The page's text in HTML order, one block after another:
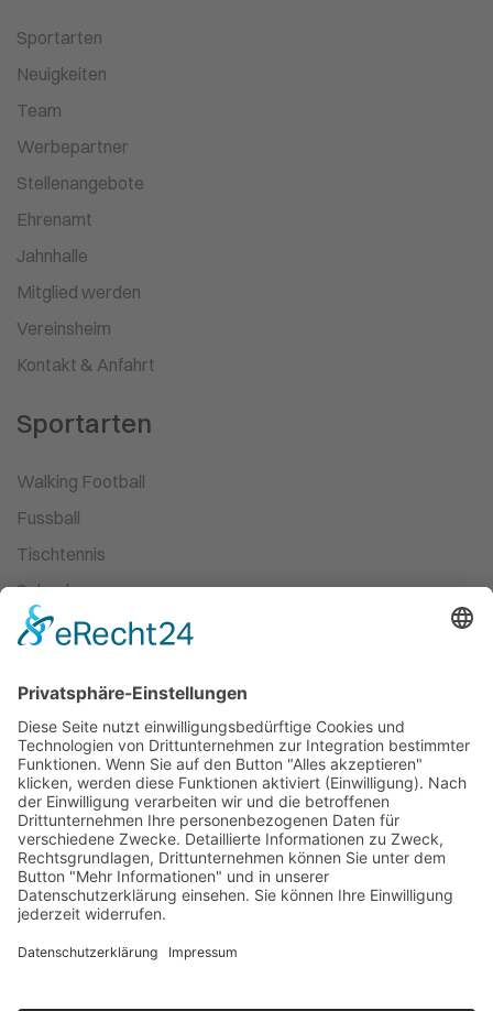
Sportarten
Neuigkeiten
Team
Werbepartner
Stellenangebote
Ehrenamt
Jahnhalle
Mitglied werden
Vereinsheim
Kontakt & Anfahrt
Sportarten
Walking Football
Fussball
Tischtennis
Schach
Ski-Wandern
Kampfsport
Leichtathletik
Ballett
Schwimmen
Racketsport
Dart
Basketball